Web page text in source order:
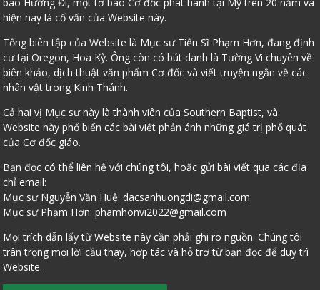
hiện nay là cố vấn của Website này.
Tổng biên tập của Website là Mục sư Tiến Sĩ Phạm Hơn, đang định
cư tại Oregon, Hoa Kỳ. Ông còn có bút danh là Tường Vi chuyên về
biên khảo, dịch thuật văn phẩm Cơ đốc và viết truyện ngắn về các
nhân vật trong Kinh Thánh.
Cả hai vị Mục sư này là thành viên của Southern Baptist, và
Website này phổ biến các bài viết phản ánh những giá trị phổ quát
của Cơ đốc giáo.
Bạn đọc có thể liên hệ với chúng tôi, hoặc gửi bài viết qua các địa
chỉ email:
Mục sư Nguyễn Văn Huệ:dacsanhuongdi@gmail.com
Mục sư Phạm Hơn:phamhonvi2022@gmail.com
Mọi trích dẫn lấy từ Website này cần phải ghi rõ nguồn. Chúng tôi
trân trọng mọi lời cầu thay, hợp tác và hỗ trợ từ bạn đọc để duy trì
Website.